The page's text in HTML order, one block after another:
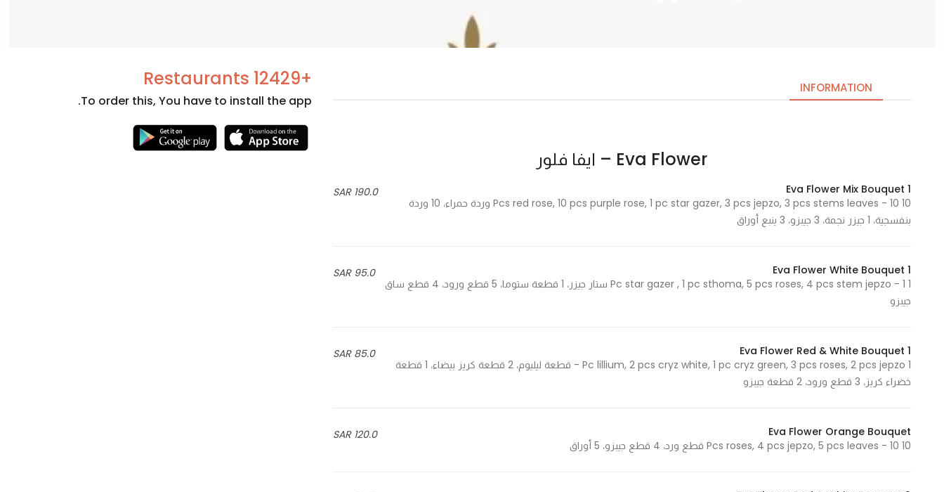
INFORMATION
Eva Flower – ايفا فلور
190.0 SAR
Eva Flower Mix Bouquet 1
10 Pcs red rose, 10 pcs purple rose, 1 pc star gazer, 3 pcs jepzo, 3 pcs stems leaves - 10 وردة حمراء، 10 وردة
بنفسجية، 1 جيزر نجمة، 3 جيبزو، 3 ينبع أوراق
95.0 SAR
Eva Flower White Bouquet 1
1 Pc star gazer , 1 pc sthoma, 5 pcs roses, 4 pcs stem jepzo - 1 ستار جيزر، 1 قطعة ستوما، 5 قطع ورود، 4 قطع ساق
جيبزو
85.0 SAR
Eva Flower Red & White Bouquet 1
1 Pc lillium, 2 pcs cryz white, 1 pc cryz green, 3 pcs roses, 2 pcs jepzo - قطعة ليليوم، 2 قطعة كريز بيضاء، 1 قطعة
خضراء كريز، 3 قطع ورود، 2 قطعة جيبزو
120.0 SAR
Eva Flower Orange Bouquet
10 Pcs roses, 4 pcs jepzo, 5 pcs leaves - 10 قطع ورد، 4 قطع جيبزو، 5 أوراق
+12429 Restaurants
To order this, You have to install the app.
cookies
are not
optional.
for the
website to
Statistics
In order for
the
website's